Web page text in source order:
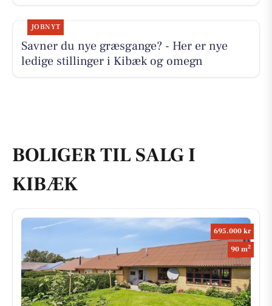
JOBNYT
Savner du nye græsgange? - Her er nye
ledige stillinger i Kibæk og omegn
BOLIGER TIL SALG I
KIBÆK
695.000 kr
90 m2